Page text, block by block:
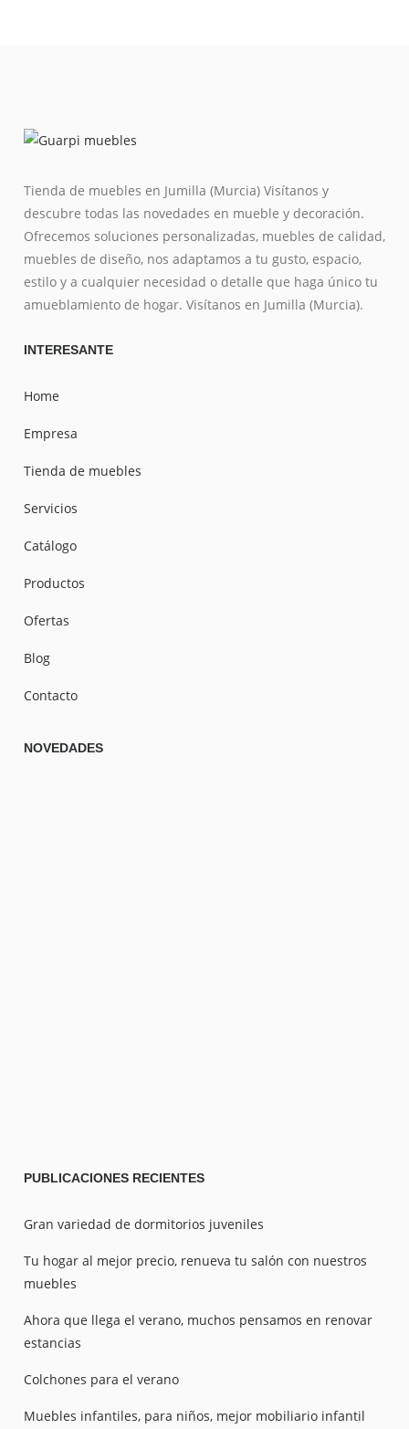
Tienda de muebles en Jumilla (Murcia) Visítanos y
descubre todas las novedades en mueble y decoración.
Ofrecemos soluciones personalizadas, muebles de calidad,
muebles de diseño, nos adaptamos a tu gusto, espacio,
estilo y a cualquier necesidad o detalle que haga único tu
amueblamiento de hogar. Visítanos en Jumilla (Murcia).
INTERESANTE
Home
Empresa
Tienda de muebles
Servicios
Catálogo
Productos
Ofertas
Blog
Contacto
NOVEDADES
PUBLICACIONES RECIENTES
Gran variedad de dormitorios juveniles
Tu hogar al mejor precio, renueva tu salón con nuestros
muebles
Ahora que llega el verano, muchos pensamos en renovar
estancias
Colchones para el verano
Muebles infantiles, para niños, mejor mobiliario infantil